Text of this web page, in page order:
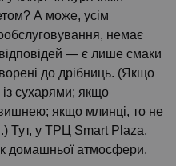
А може, усім
немає
— є лише смаки
до дрібниць. (Якщо
сухарями; якщо
якщо млинці, то не
Тут, у ТРЦ Smart Plaza,
домашньої атмосфери.